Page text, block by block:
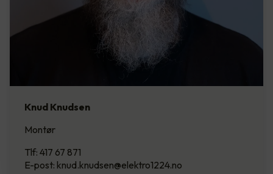
Knud Knudsen
Montør
Tlf: 417 67 871
E-post: knud.knudsen@elektro1224.no